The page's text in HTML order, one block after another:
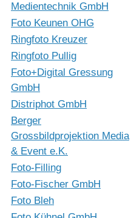
Medientechnik GmbH
Foto Keunen OHG
Ringfoto Kreuzer
Ringfoto Pullig
Foto+Digital Gressung
GmbH
Distriphot GmbH
Berger
Grossbildprojektion Media
& Event e.K.
Foto-Filling
Foto-Fischer GmbH
Foto Bleh